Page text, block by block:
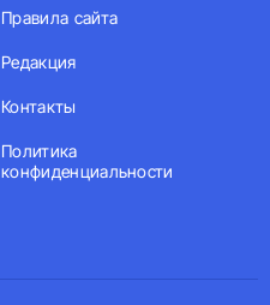
Правила сайта
Редакция
Контакты
Политика
конфиденциальности